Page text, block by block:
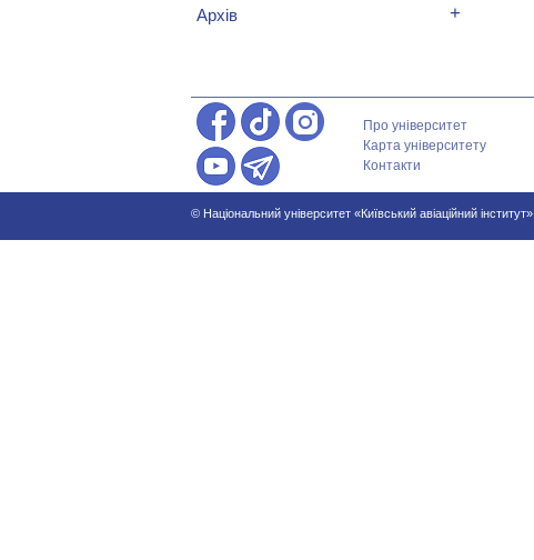
Архів +
Про університет
Карта університету
Контакти
© Національний університет «Київський авіаційний інститут»